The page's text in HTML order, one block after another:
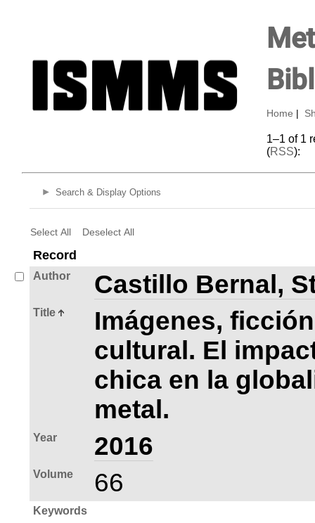
Home
1–1 of 1
(RSS):
Search & Display Options
Select All Deselect All
Record
Author Castillo Bernal,
Title
Imágenes,
cultural. El
chica en la
metal.
Year 2016
Volume 66
Keywords